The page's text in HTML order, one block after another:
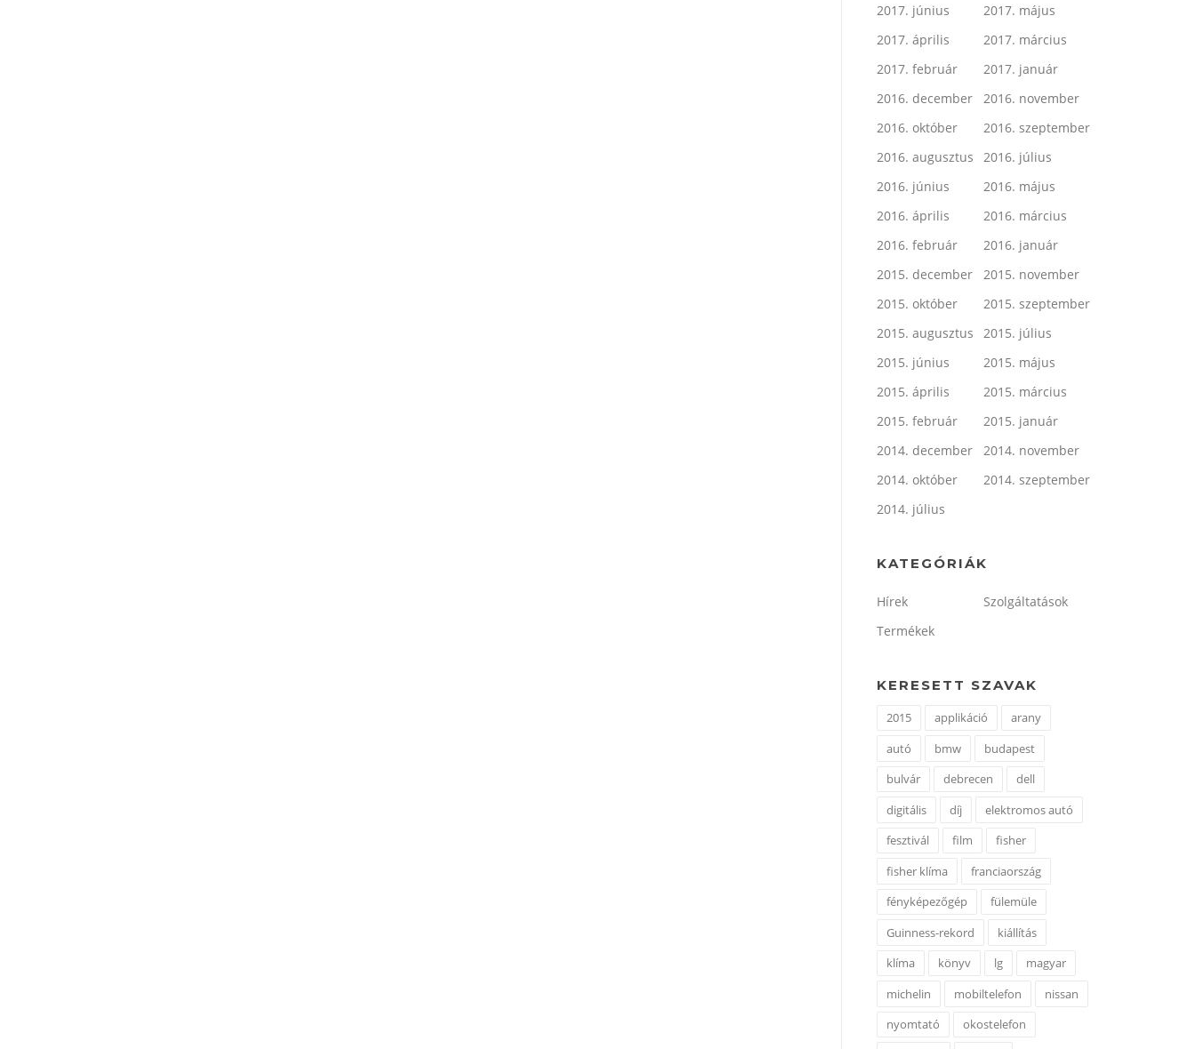
2017. június
2017. május
2017. április
2017. március
2017. február
2017. január
2016. december
2016. november
2016. október
2016. szeptember
2016. augusztus
2016. július
2016. június
2016. május
2016. április
2016. március
2016. február
2016. január
2015. december
2015. november
2015. október
2015. szeptember
2015. augusztus
2015. július
2015. június
2015. május
2015. április
2015. március
2015. február
2015. január
2014. december
2014. november
2014. október
2014. szeptember
2014. július
KATEGÓRIÁK
Hírek
Szolgáltatások
Termékek
KERESETT SZAVAK
2015 applikáció
arany
autó
bmw
budapest
bulvár
debrecen
dell
digitális
díj
elektromos autó
fesztivál
film
fisher
fisher klíma
franciaország
fényképezőgép
fülemüle
Guinness-rekord
kiállítás
klíma
könyv lg
magyar
michelin
mobiltelefon
nissan
nyomtató
okostelefon